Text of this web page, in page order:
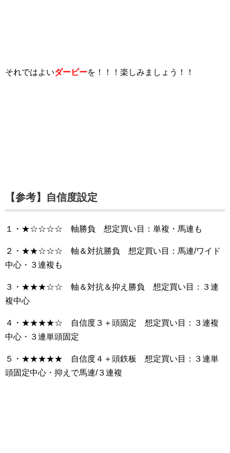
それではよいダービーを！！！楽しみましょう！！
【参考】自信度設定
１・★☆☆☆☆ 軸勝負 想定買い目：単複・馬連も
２・★★☆☆☆ 軸＆対抗勝負 想定買い目：馬連/ワイド
中心・３連複も
３・★★★☆☆ 軸＆対抗＆抑え勝負 想定買い目：３連
複中心
４・★★★★☆ 自信度３＋頭固定 想定買い目：３連複
中心・３連単頭固定
５・★★★★★ 自信度４＋頭鉄板 想定買い目：３連単
頭固定中心・抑えで馬連/３連複